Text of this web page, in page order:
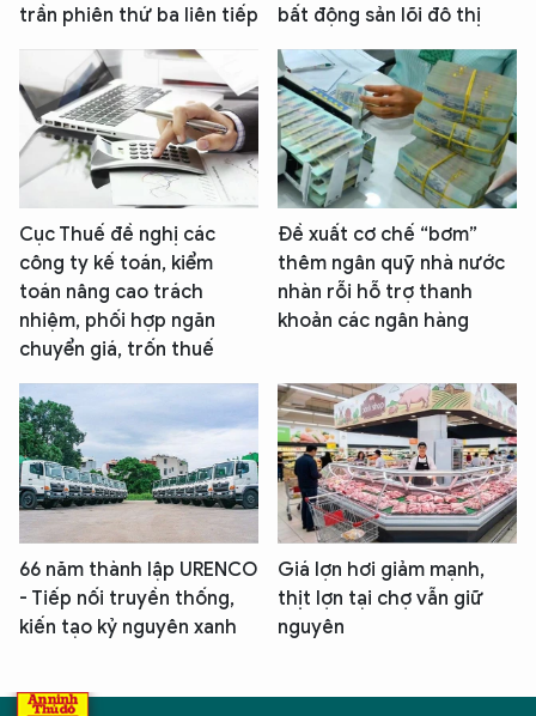
trần phiên thứ ba liên tiếp
bất động sản lõi đô thị
Cục Thuế đề nghị các
công ty kế toán, kiểm
toán nâng cao trách
nhiệm, phối hợp ngăn
chuyển giá, trốn thuế
Đề xuất cơ chế “bơm”
thêm ngân quỹ nhà nước
nhàn rỗi hỗ trợ thanh
khoản các ngân hàng
66 năm thành lập URENCO
- Tiếp nối truyền thống,
kiến tạo kỷ nguyên xanh
Giá lợn hơi giảm mạnh,
thịt lợn tại chợ vẫn giữ
nguyên